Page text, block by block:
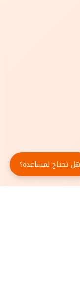
هل تحتاج لمساعدة؟